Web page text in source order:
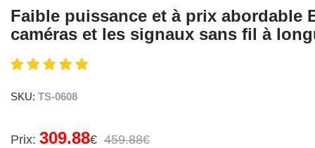
Faible puissance et à prix
caméras et les signaux sans fil à
SKU: TS-0608
Prix: 309.88€ 459.88€